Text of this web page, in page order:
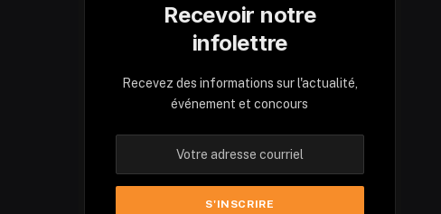
Recevoir notre
infolettre
Recevez des informations sur l'actualité,
événement et concours